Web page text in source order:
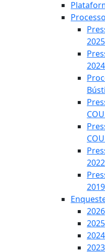
2022
2019
2026
2025
2024
2023